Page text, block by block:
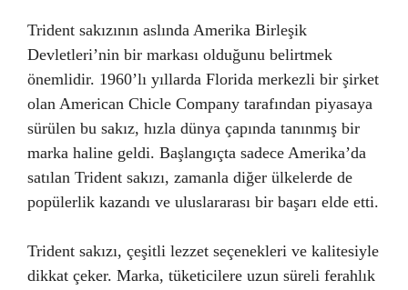
Trident sakızının aslında Amerika Birleşik
Devletleri’nin bir markası olduğunu belirtmek
önemlidir. 1960’lı yıllarda Florida merkezli bir şirket
olan American Chicle Company tarafından piyasaya
sürülen bu sakız, hızla dünya çapında tanınmış bir
marka haline geldi. Başlangıçta sadece Amerika’da
satılan Trident sakızı, zamanla diğer ülkelerde de
popülerlik kazandı ve uluslararası bir başarı elde etti.
Trident sakızı, çeşitli lezzet seçenekleri ve kalitesiyle
dikkat çeker. Marka, tüketicilere uzun süreli ferahlık